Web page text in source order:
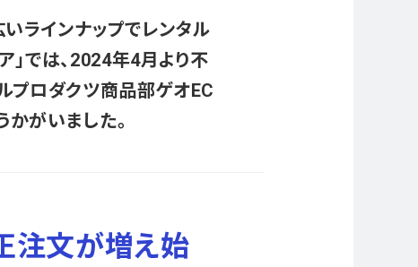
ラインナップでレンタル
では、2024年4月より不
プロダクツ商品部ゲオEC
がいました。
注文が増え始